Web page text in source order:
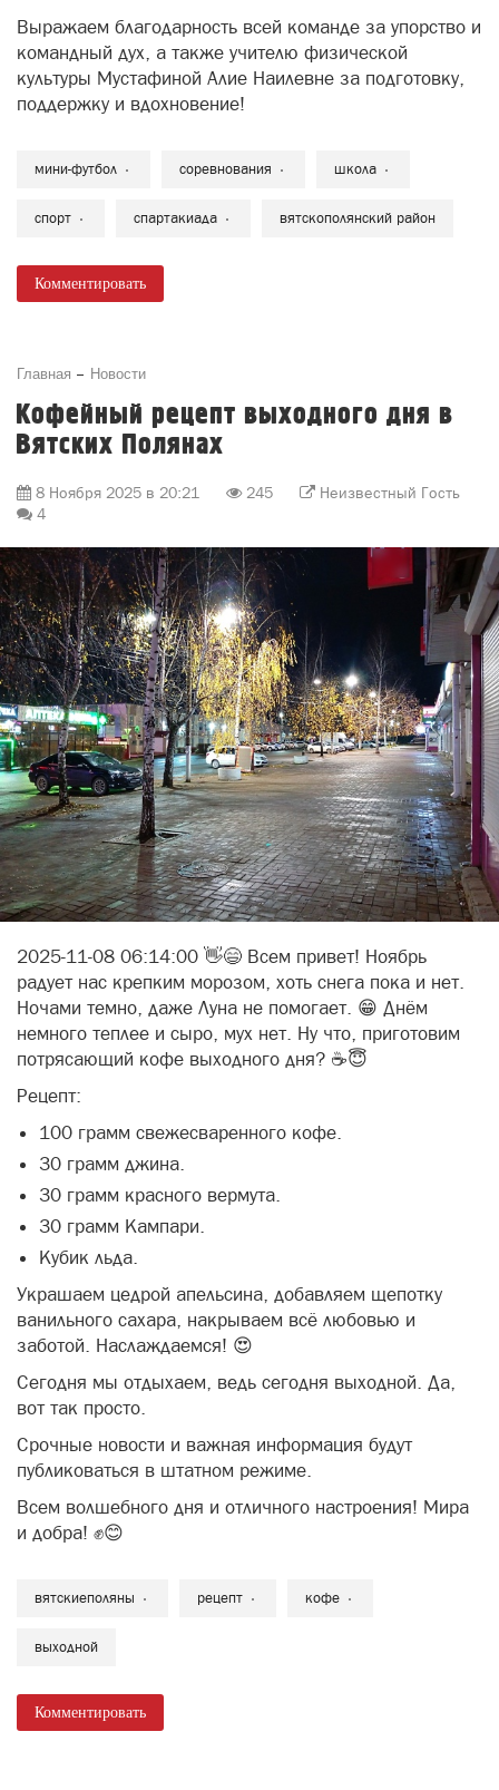
Выражаем благодарность всей команде за упорство и
командный дух, а также учителю физической
культуры Мустафиной Алие Наилевне за подготовку,
поддержку и вдохновение!
мини-футбол соревнования школа
спорт спартакиада вятскополянский район
Комментировать
Главная Новости
Кофейный рецепт выходного дня в
Вятских Полянах
8 Ноября 2025 в 20:21 245
Неизвестный Гость
4
2025-11-08 06:14:00 👋😄 Всем привет! Ноябрь
радует нас крепким морозом, хоть снега пока и нет.
Ночами темно, даже Луна не помогает. 😁 Днём
немного теплее и сыро, мух нет. Ну что, приготовим
потрясающий кофе выходного дня? ☕😇
Рецепт:
100 грамм свежесваренного кофе.
30 грамм джина.
30 грамм красного вермута.
30 грамм Кампари.
Кубик льда.
Украшаем цедрой апельсина, добавляем щепотку
ванильного сахара, накрываем всё любовью и
заботой. Наслаждаемся! 😍
Сегодня мы отдыхаем, ведь сегодня выходной. Да,
вот так просто.
Срочные новости и важная информация будут
публиковаться в штатном режиме.
Всем волшебного дня и отличного настроения! Мира
и добра! ✊😊
вятскиеполяны рецепт кофе
выходной
Комментировать